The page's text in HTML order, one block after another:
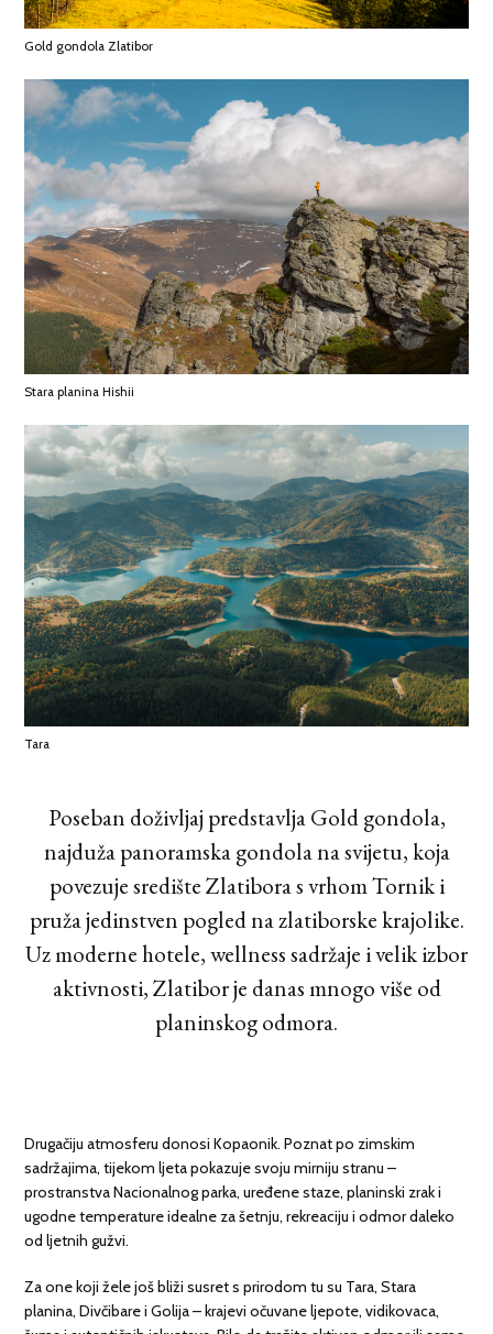
Gold gondola Zlatibor
Stara planina Hishii
Tara
Poseban doživljaj predstavlja Gold gondola,
najduža panoramska gondola na svijetu, koja
povezuje središte Zlatibora s vrhom Tornik i
pruža jedinstven pogled na zlatiborske krajolike.
Uz moderne hotele, wellness sadržaje i velik izbor
aktivnosti, Zlatibor je danas mnogo više od
planinskog odmora.
Drugačiju atmosferu donosi Kopaonik. Poznat po zimskim
sadržajima, tijekom ljeta pokazuje svoju mirniju stranu –
prostranstva Nacionalnog parka, uređene staze, planinski zrak i
ugodne temperature idealne za šetnju, rekreaciju i odmor daleko
od ljetnih gužvi.
Za one koji žele još bliži susret s prirodom tu su Tara, Stara
planina, Divčibare i Golija – krajevi očuvane ljepote, vidikovaca,